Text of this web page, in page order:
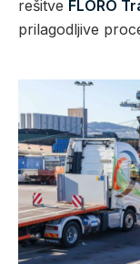
rešitve FLORO
prilagodljive